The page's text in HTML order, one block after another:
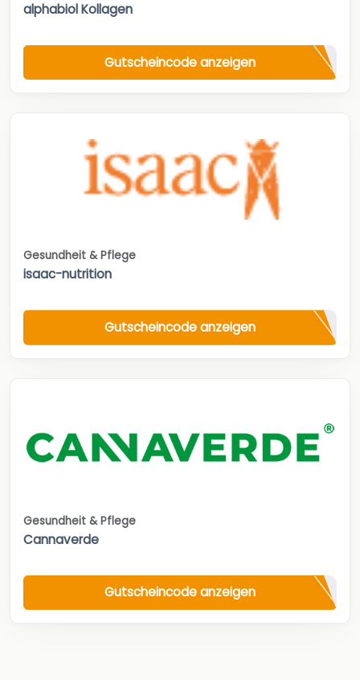
alphabiol Kollagen
Gutscheincode anzeigen
Gesundheit & Pflege
isaac-nutrition
Gutscheincode anzeigen
Gesundheit & Pflege
Cannaverde
Gutscheincode anzeigen